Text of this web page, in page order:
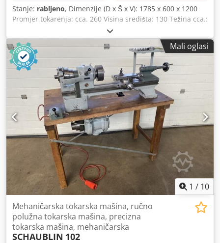
Stanje: rabljeno, Dimenzije (D x Š x V): 1785 x 600 x 1200
Promjer tokarenja: cca. 260 Visina središta: 130 Težina cca.:
770 Duljina tokarenja: 600 Tehničke specifikacije: Širina
središta: 600 mm Visina središta: 130 mm Promjer
tokarenja iznad kreveta: 260 mm Provrt vretena: 28 mm
Brzine (kontinuirano): 52 – 2.250 o/min Codpfjv Ncn Djx
Ahasha Snaga pogona: 1,62 kW Vanjske dimenzije: 1.785
mm (duljina) x 600 mm (širina) x 1.200 mm (visina) Težina:
cca. 770 kg Oprema: Stezna glava s tri čeljusti promjera
140 mm Četverostruki nosač alata Kontranjica Stezna glava
za bušilicu
Mali oglasi
1 / 10
Mehaničarska tokarska mašina, ručno
polužna tokarska mašina, precizna
tokarska mašina, mehaničarska
SCHAUBLIN 102